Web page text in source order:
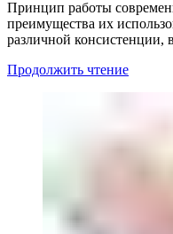
Принцип работы
преимущества их
различной консистенции,
Продолжить чтение